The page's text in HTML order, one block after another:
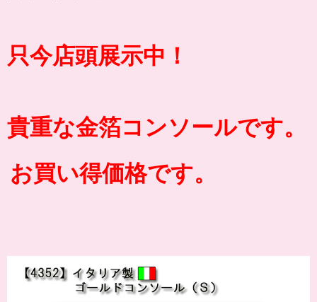
只今店頭展示中！
貴重な金箔コンソールです。
お買い得価格です。